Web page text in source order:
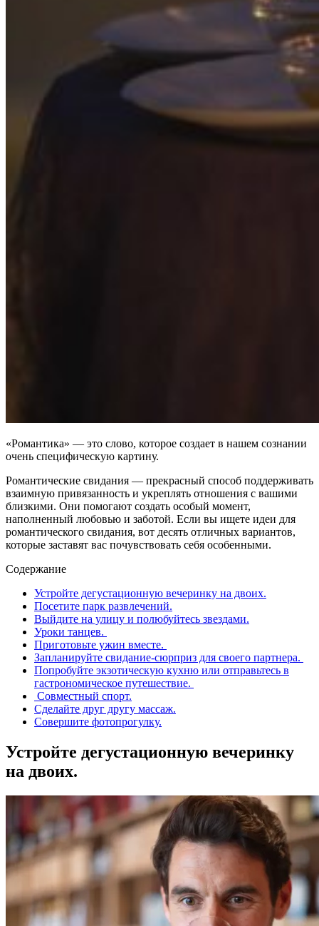
«Романтика» — это слово, которое создает в нашем сознании
очень специфическую картину.
Романтические свидания — прекрасный способ поддерживать
взаимную привязанность и укреплять отношения с вашими
близкими. Они помогают создать особый момент,
наполненный любовью и заботой. Если вы ищете идеи для
романтического свидания, вот десять отличных вариантов,
которые заставят вас почувствовать себя особенными.
Содержание
Устройте дегустационную вечеринку на двоих.
Посетите парк развлечений.
Выйдите на улицу и полюбуйтесь звездами.
Уроки танцев.
Приготовьте ужин вместе.
Запланируйте свидание-сюрприз для своего партнера.
Попробуйте экзотическую кухню или отправьтесь в
гастрономическое путешествие.
Совместный спорт.
Сделайте друг другу массаж.
Совершите фотопрогулку.
Устройте дегустационную вечеринку
на двоих.